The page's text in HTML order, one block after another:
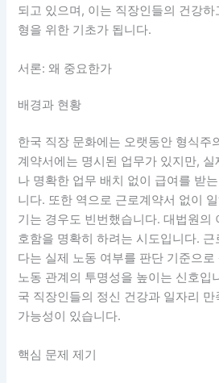
되고 있으며, 이는 직장인들의 건강
형을 위한 기초가 됩니다.
서론: 왜 중요한가
배경과 현황
한국 직장 문화에는 오랫동안 형식주
계약서에는 명시된 업무가 있지만,
나 명확한 업무 배치 없이 급여를 받
니다. 또한 역으로 근로계약서 없이
기는 경우도 빈번했습니다. 대법원의
호함을 명확히 하려는 시도입니다.
다는 실제 노동 여부를 판단 기준으
노동 관계의 투명성을 높이는 신호입
국 직장인들의 정신 건강과 일자리
가능성이 있습니다.
핵심 문제 제기